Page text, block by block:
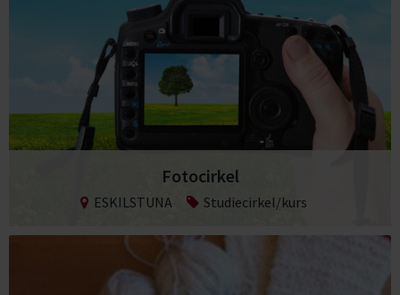
Fotocirkel
ESKILSTUNA Studiecirkel/kurs